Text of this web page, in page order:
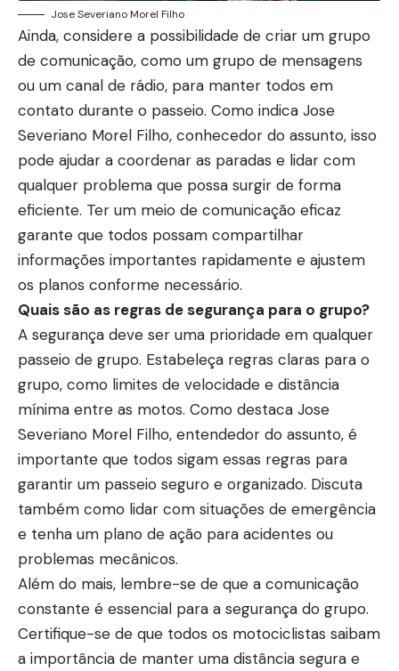
Jose Severiano Morel Filho
Ainda, considere a possibilidade de criar um grupo
de comunicação, como um grupo de mensagens
ou um canal de rádio, para manter todos em
contato durante o passeio. Como indica Jose
Severiano Morel Filho, conhecedor do assunto, isso
pode ajudar a coordenar as paradas e lidar com
qualquer problema que possa surgir de forma
eficiente. Ter um meio de comunicação eficaz
garante que todos possam compartilhar
informações importantes rapidamente e ajustem
os planos conforme necessário.
Quais são as regras de segurança para o grupo?
A segurança deve ser uma prioridade em qualquer
passeio de grupo. Estabeleça regras claras para o
grupo, como limites de velocidade e distância
mínima entre as motos. Como destaca Jose
Severiano Morel Filho, entendedor do assunto, é
importante que todos sigam essas regras para
garantir um passeio seguro e organizado. Discuta
também como lidar com situações de emergência
e tenha um plano de ação para acidentes ou
problemas mecânicos.
Além do mais, lembre-se de que a comunicação
constante é essencial para a segurança do grupo.
Certifique-se de que todos os motociclistas saibam
a importância de manter uma distância segura e